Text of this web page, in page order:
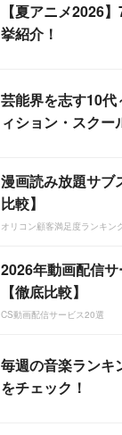
【夏アニメ2026
挙紹介！
芸能界を志す10
ィション・スク
漫画読み放題サブ
比較】
オリコン顧客満足度ランキン
2026年動画配信
【徹底比較】
CS動画配信サービス20選
毎週の音楽ランキ
をチェック！